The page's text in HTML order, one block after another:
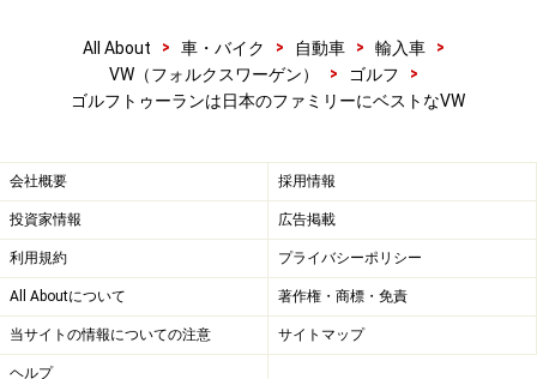
は1518mmとなり、チャイルドシートを3つ並べて設置でき
る
3列目は旧型よりレッグスペースを54mm拡大、ヘッドクリ
アランスも13mm高くなっている
All About > 車・バイク > 自動車 > 輸入車
>
VW（フォルクスワーゲン）
> ゴルフ
>
ゴルフトゥーランは日本のファミリーにベストなVW
会社概要 採用情報
投資家情報 広告掲載
利用規約 プライバシーポリシー
All Aboutについて 著作権・商標・免責
当サイトの情報についての注意 サイトマップ
ヘルプ